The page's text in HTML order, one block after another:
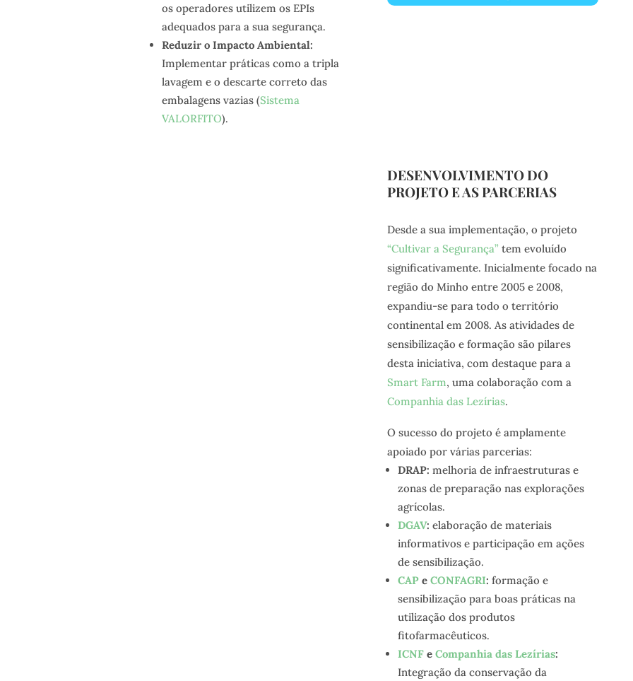
os operadores utilizem os EPIs
adequados para a sua segurança.
Reduzir o Impacto Ambiental:
Implementar práticas como a tripla
lavagem e o descarte correto das
embalagens vazias (Sistema
VALORFITO).
DESENVOLVIMENTO DO
PROJETO E AS PARCERIAS
Desde a sua implementação, o projeto
“Cultivar a Segurança” tem evoluído
significativamente. Inicialmente focado na
região do Minho entre 2005 e 2008,
expandiu-se para todo o território
continental em 2008. As atividades de
sensibilização e formação são pilares
desta iniciativa, com destaque para a
Smart Farm, uma colaboração com a
Companhia das Lezírias.
O sucesso do projeto é amplamente
apoiado por várias parcerias:
DRAP: melhoria de infraestruturas e
zonas de preparação nas explorações
agrícolas.
DGAV: elaboração de materiais
informativos e participação em ações
de sensibilização.
CAPe CONFAGRI: formação e
sensibilização para boas práticas na
utilização dos produtos
fitofarmacêuticos.
ICNFe Companhia das Lezírias:
Integração da conservação da